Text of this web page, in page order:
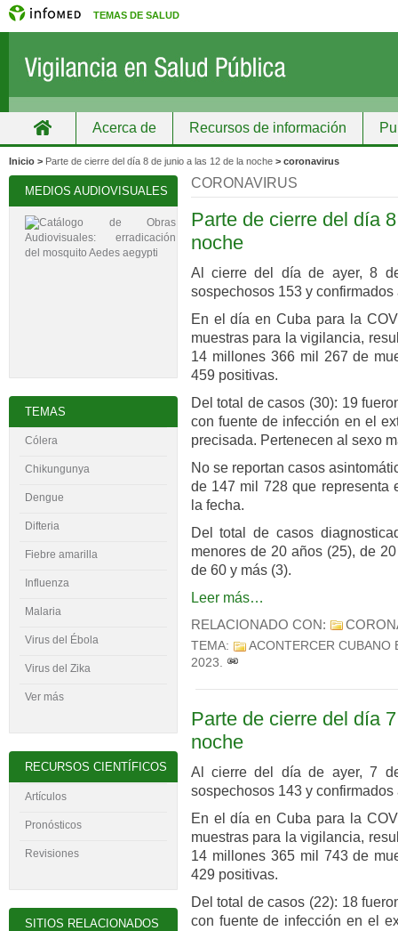
TEMAS DE SALUD
Acerca de Recursos de información
Grupos Recursos de información
Inicio > Parte de cierre del día 8 de junio a las 12 de la noche > coronavirus
CORONAVIRUS
Parte de cierre del día
noche
Al cierre del día de ayer, 8
sospechosos 153 y confirmados
En el día en Cuba para la
muestras para la vigilancia,
14 millones 366 mil 267 de
459 positivas.
Del total de casos (30): 19
con fuente de infección en el
precisada. Pertenecen al sexo
No se reportan casos
de 147 mil 728 que representa
la fecha.
Del total de casos
menores de 20 años (25), de
de 60 y más (3).
Leer más…
RELACIONADO CON:
TEMA:
ACONTERCER CUBANO
2023.
Parte de cierre del día
noche
Al cierre del día de ayer, 7
sospechosos 143 y confirmados
En el día en Cuba para la
muestras para la vigilancia,
14 millones 365 mil 743 de
429 positivas.
Del total de casos (22): 18
con fuente de infección en el
MEDIOS AUDIOVISUALES
TEMAS
Cólera
Chikungunya
Dengue
Difteria
Fiebre amarilla
Influenza
Malaria
Virus del Ébola
Virus del Zika
Ver más
RECURSOS CIENTÍFICOS
Artículos
Pronósticos
Revisiones
SITIOS RELACIONADOS